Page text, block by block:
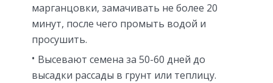
марганцовки, замачивать не более 20
минут, после чего промыть водой и
просушить.
Высевают семена за 50-60 дней до
высадки рассады в грунт или теплицу.